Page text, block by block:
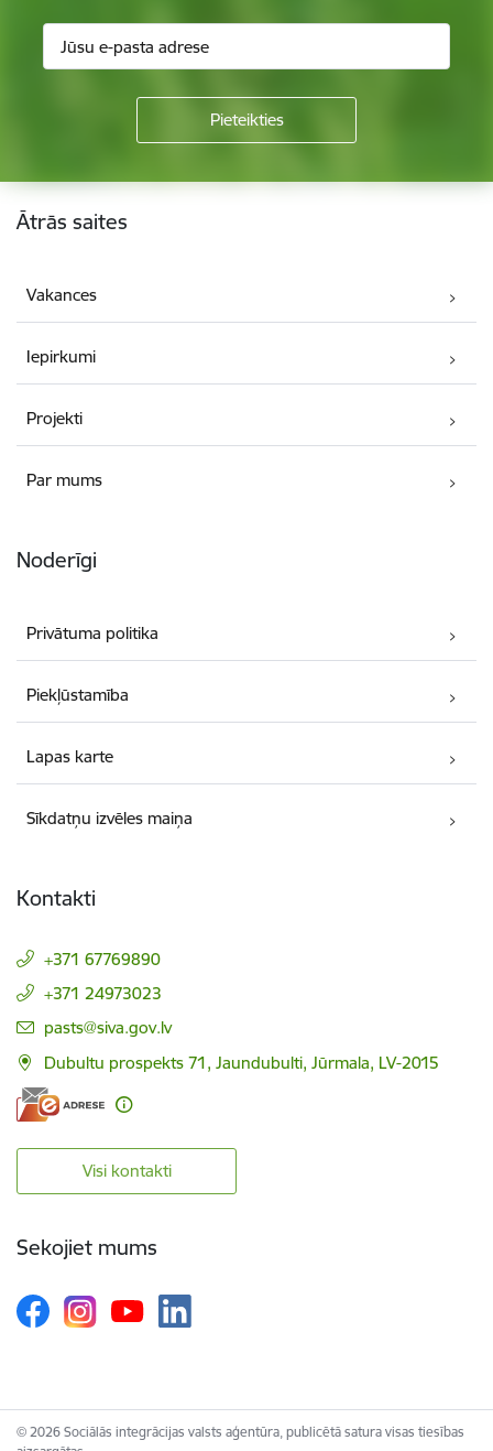
Kājene
Ātrās saites
Vakances
Iepirkumi
Projekti
Par mums
Noderīgi
Privātuma politika
Piekļūstamība
Lapas karte
Sīkdatņu izvēles maiņa
Kontakti
+371 67769890
+371 24973023
E-pasts:
pasts@siva.gov.lv
Dubultu prospekts 71, Jaundubulti, Jūrmala, LV-2015
Visi kontakti
Sekojiet mums
© 2026 Sociālās integrācijas valsts aģentūra, publicētā satura visas tiesības